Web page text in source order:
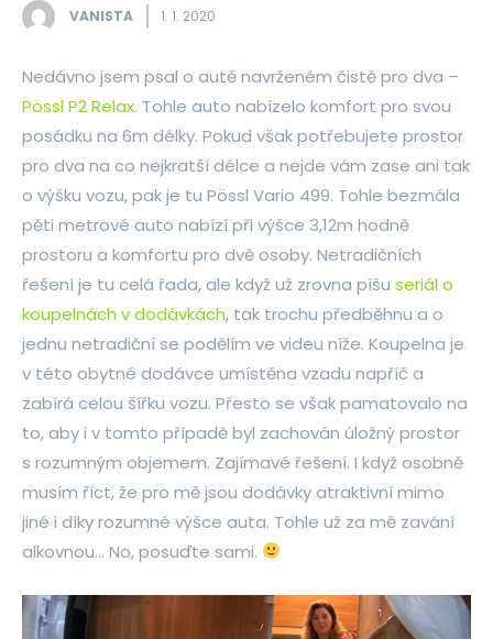
VANISTA 1. 1. 2020
Nedávno jsem psal o autě navrženém čistě pro dva –
Pössl P2 Relax. Tohle auto nabízelo komfort pro svou
posádku na 6m délky. Pokud však potřebujete prostor
pro dva na co nejkratší délce a nejde vám zase ani tak
o výšku vozu, pak je tu Pössl Vario 499. Tohle bezmála
pěti metrové auto nabízí při výšce 3,12m hodně
prostoru a komfortu pro dvě osoby. Netradičních
řešení je tu celá řada, ale když už zrovna píšu seriál o
koupelnách v dodávkách, tak trochu předběhnu a o
jednu netradiční se podělím ve videu níže. Koupelna je
v této obytné dodávce umístěna vzadu napříč a
zabírá celou šířku vozu. Přesto se však pamatovalo na
to, aby i v tomto případě byl zachován úložný prostor
s rozumným objemem. Zajímavé řešení. I když osobně
musím říct, že pro mě jsou dodávky atraktivní mimo
jiné i díky rozumné výšce auta. Tohle už za mě zavání
alkovnou… No, posuďte sami.